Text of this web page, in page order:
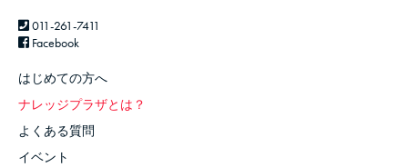
011-261-7411
Facebook
はじめての方へ
ナレッジプラザとは？
よくある質問
イベント